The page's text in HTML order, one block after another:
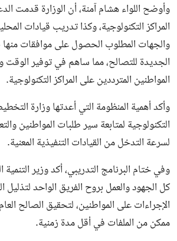
وأوضح اللواء هشام آمنة، أن الوزارة قدمت
المراكز التكنولوجية، وكذا تدريب قيادات
والجهات المطلوب الحصول على موافقات
الجديدة للتصالح، مما ساهم في توفير الوقت
المواطنين المترددين على المراكز التكنولوجية.
وأكد أهمية المنظومة التي أعدتها وزارة
التكنولوجية لمتابعة سير طلبات المواطنين
لسرعة التدخل من القيادات التنفيذية المعنية.
وفي ختام البرنامج التدريبي، أكد وزير
كل الجهود والعمل بروح الفريق الواحد لتذليل
الإجراءات على المواطنين، لتحقيق الصالح
ممكن من الملفات في أقل مدة زمنية.